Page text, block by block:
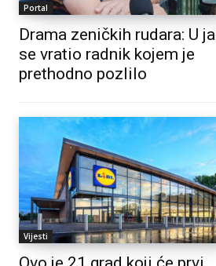
Portal
Drama zeničkih rudara: U
se vratio radnik kojem je
prethodno pozlilo
Vijesti